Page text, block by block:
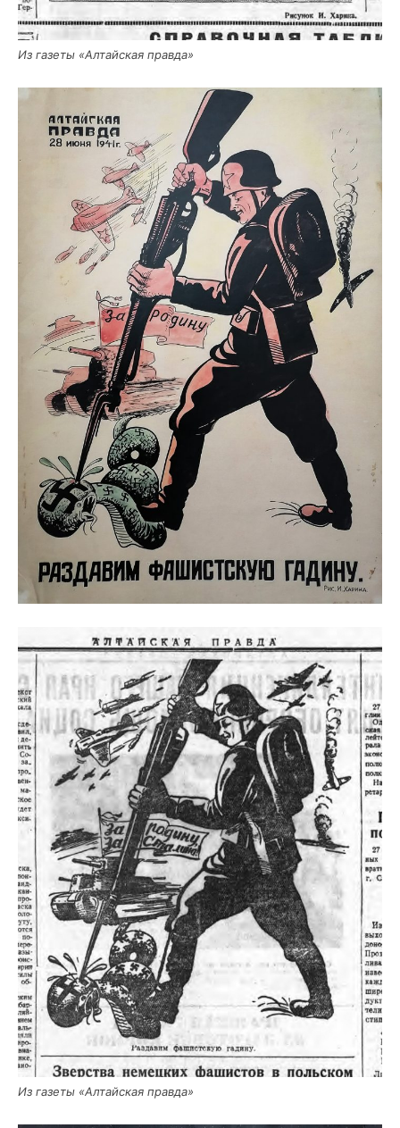
Из газе­ты «Алтай­ская правда»
Из газе­ты «Алтай­ская правда»